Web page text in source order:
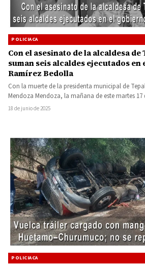
POLICIACA
Con el asesinato de la alcaldesa de
suman seis alcaldes ejecutados
Ramírez Bedolla
Con la muerte de la presidenta municipal de
Mendoza Mendoza, la mañana de este martes
18 de junio de 2025
POLICIACA